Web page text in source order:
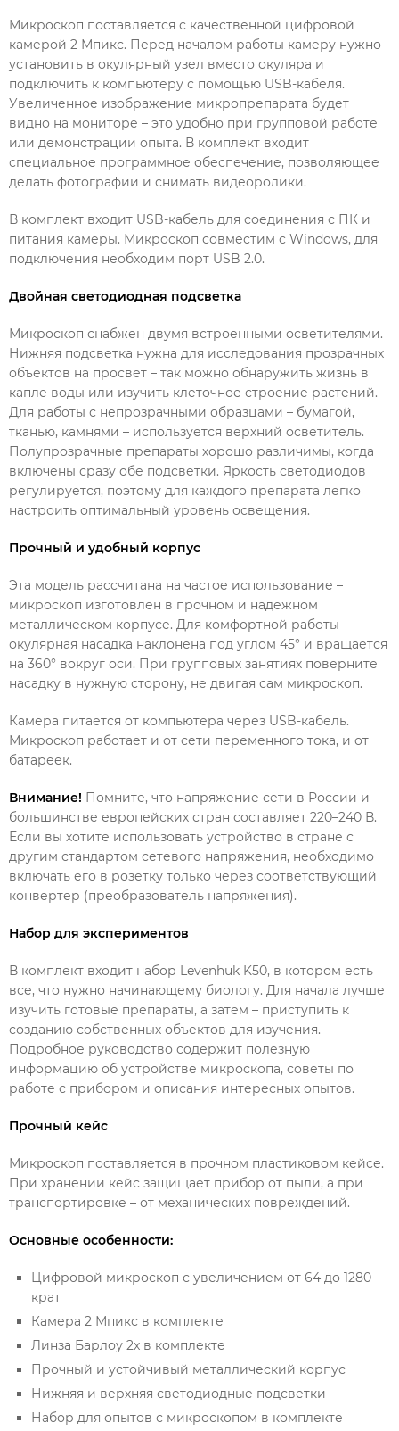
Микроскоп поставляется с качественной цифровой
камерой 2 Мпикс. Перед началом работы камеру нужно
установить в окулярный узел вместо окуляра и
подключить к компьютеру с помощью USB-кабеля.
Увеличенное изображение микропрепарата будет
видно на мониторе – это удобно при групповой работе
или демонстрации опыта. В комплект входит
специальное программное обеспечение, позволяющее
делать фотографии и снимать видеоролики.
В комплект входит USB-кабель для соединения с ПК и
питания камеры. Микроскоп совместим с Windows, для
подключения необходим порт USB 2.0.
Двойная светодиодная подсветка
Микроскоп снабжен двумя встроенными осветителями.
Нижняя подсветка нужна для исследования прозрачных
объектов на просвет – так можно обнаружить жизнь в
капле воды или изучить клеточное строение растений.
Для работы с непрозрачными образцами – бумагой,
тканью, камнями – используется верхний осветитель.
Полупрозрачные препараты хорошо различимы, когда
включены сразу обе подсветки. Яркость светодиодов
регулируется, поэтому для каждого препарата легко
настроить оптимальный уровень освещения.
Прочный и удобный корпус
Эта модель рассчитана на частое использование –
микроскоп изготовлен в прочном и надежном
металлическом корпусе. Для комфортной работы
окулярная насадка наклонена под углом 45° и вращается
на 360° вокруг оси. При групповых занятиях поверните
насадку в нужную сторону, не двигая сам микроскоп.
Камера питается от компьютера через USB-кабель.
Микроскоп работает и от сети переменного тока, и от
батареек.
Внимание! Помните, что напряжение сети в России и
большинстве европейских стран составляет 220–240 В.
Если вы хотите использовать устройство в стране с
другим стандартом сетевого напряжения, необходимо
включать его в розетку только через соответствующий
конвертер (преобразователь напряжения).
Набор для экспериментов
В комплект входит набор Levenhuk K50, в котором есть
все, что нужно начинающему биологу. Для начала лучше
изучить готовые препараты, а затем – приступить к
созданию собственных объектов для изучения.
Подробное руководство содержит полезную
информацию об устройстве микроскопа, советы по
работе с прибором и описания интересных опытов.
Прочный кейс
Микроскоп поставляется в прочном пластиковом кейсе.
При хранении кейс защищает прибор от пыли, а при
транспортировке – от механических повреждений.
Основные особенности:
Цифровой микроскоп с увеличением от 64 до 1280
крат
Камера 2 Мпикс в комплекте
Линза Барлоу 2x в комплекте
Прочный и устойчивый металлический корпус
Нижняя и верхняя светодиодные подсветки
Набор для опытов с микроскопом в комплекте